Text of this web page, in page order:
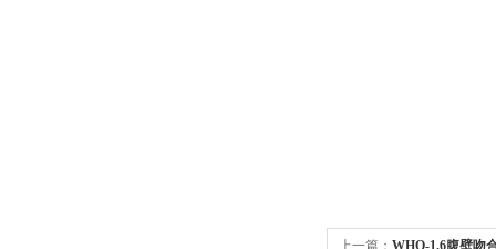
上一篇： WHQ-1.6腹壁吻